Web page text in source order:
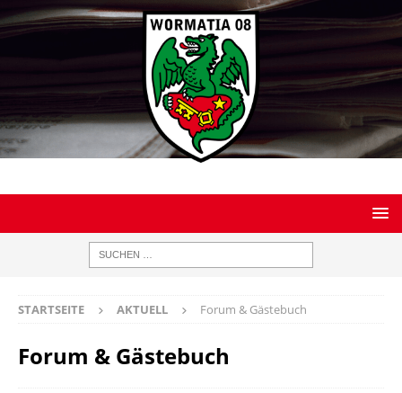
STARTSEITE AKTUELL Forum & Gästebuch
Forum & Gästebuch